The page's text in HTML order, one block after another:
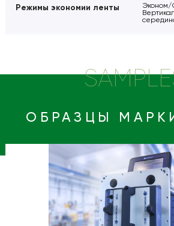
Режимы экономии ленты
ОБРАЗЦЫ